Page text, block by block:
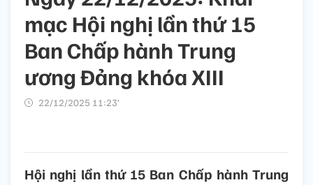
mạc Hội nghị lần thứ 15
Ban Chấp hành Trung
ương Đảng khóa XIII
22/12/2025 11:23’
Hội nghị lần thứ 15 Ban Chấp hành Trung